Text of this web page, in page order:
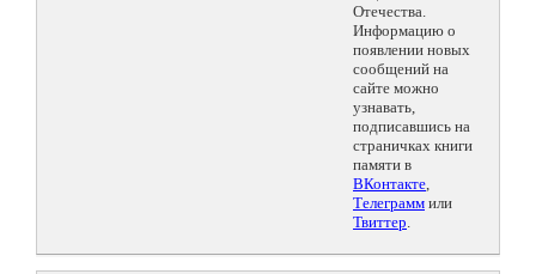
Отечества.
Информацию о
появлении новых
сообщений на
сайте можно
узнавать,
подписавшись на
страничках книги
памяти в
ВКонтакте,
Телеграмм или
Твиттер.